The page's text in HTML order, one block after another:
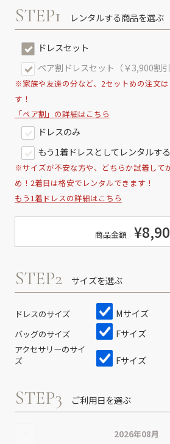
STEP1 レンタルする商品を選ぶ
ドレスセット
ペア割ドレスセット（￥3,900割引
※家族や友達の分など、2セットめの注文
す！
「ペア割」の詳細はこちら
ドレスのみ
もう1着ドレスとしてレンタルする
※サイズが不安な方や、どちらか試着して
め！2着目は格安でレンタルできます！
もう1着ドレスの詳細はこちら
商品金額
STEP2 サイズを選ぶ
ドレスのサイズ Mサイズ
バッグのサイズ Fサイズ
アクセサリーのサイ
ズ
Fサイズ
STEP3 ご利用日を選ぶ
2026年08月